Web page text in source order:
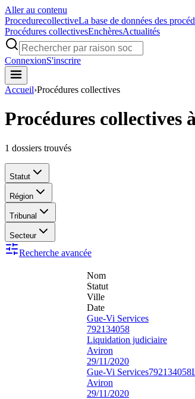
Aller au contenu
ProcedurecollectiveLa base de données des
Procédures collectivesEnchèresActualités
ConnexionS'inscrire
Accueil›Procédures collectives
Procédures collectives
1 dossiers trouvés
Statut
Région
Tribunal
Secteur
Recherche avancée
Nom
Statut
Ville
Date
Gue-Vi Services
792134058
Liquidation judiciaire
Aviron
29/11/2020
Gue-Vi Services792134058
Aviron
29/11/2020